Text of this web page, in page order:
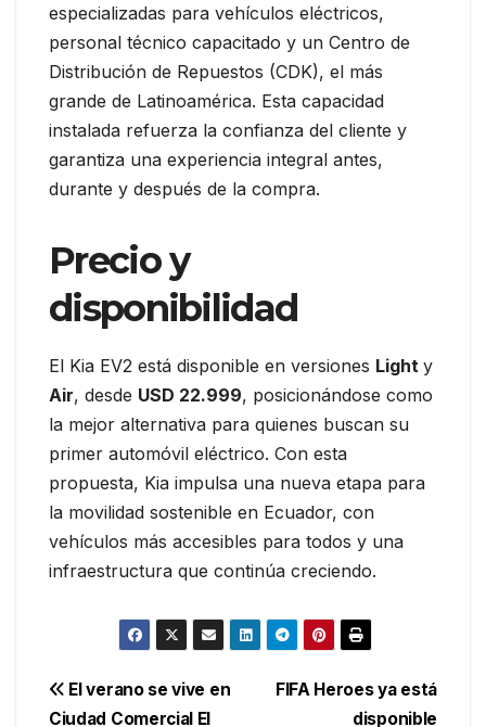
especializadas para vehículos eléctricos,
personal técnico capacitado y un Centro de
Distribución de Repuestos (CDK), el más
grande de Latinoamérica. Esta capacidad
instalada refuerza la confianza del cliente y
garantiza una experiencia integral antes,
durante y después de la compra.
Precio y
disponibilidad
El Kia EV2 está disponible en versiones Light y
Air, desde USD 22.999, posicionándose como
la mejor alternativa para quienes buscan su
primer automóvil eléctrico. Con esta
propuesta, Kia impulsa una nueva etapa para
la movilidad sostenible en Ecuador, con
vehículos más accesibles para todos y una
infraestructura que continúa creciendo.
Navegación
FIFA Heroes ya está
disponible
El verano se vive en
Ciudad Comercial El